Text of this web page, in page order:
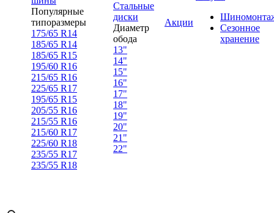
Популярные
типоразмеры
175/65 R14
185/65 R14
185/65 R15
195/60 R16
215/65 R16
225/65 R17
195/65 R15
205/55 R16
215/55 R16
215/60 R17
225/60 R18
235/55 R17
235/55 R18
Стальные
диски
Диаметр
обода
13"
14"
15"
16"
17"
18"
19"
20"
21"
22"
Акции
Сезонное
хранение